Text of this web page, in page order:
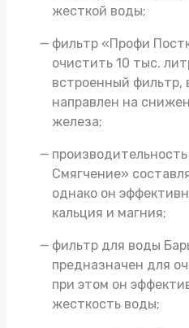
жесткой воды;
фильтр «Профи
очистить 10 тыс.
встроенный фильтр,
направлен на
железа;
Смягчение»
однако он
кальция и магния;
фильтр для воды
предназначен для
при этом он
жесткость воды;